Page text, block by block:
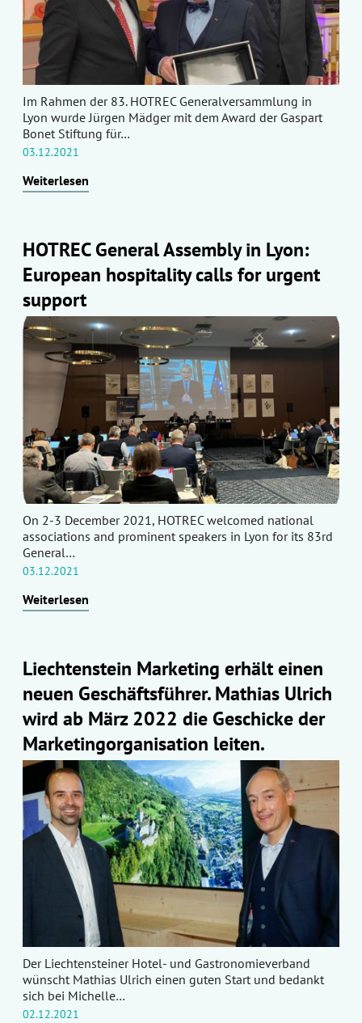
Im Rahmen der 83. HOTREC Generalversammlung in
Lyon wurde Jürgen Mädger mit dem Award der Gaspart
Bonet Stiftung für…
03.12.2021
Weiterlesen
HOTREC General Assembly in Lyon:
European hospitality calls for urgent
support
On 2-3 December 2021, HOTREC welcomed national
associations and prominent speakers in Lyon for its 83rd
General…
03.12.2021
Weiterlesen
Liechtenstein Marketing erhält einen
neuen Geschäftsführer. Mathias Ulrich
wird ab März 2022 die Geschicke der
Marketingorganisation leiten.
Der Liechtensteiner Hotel- und Gastronomieverband
wünscht Mathias Ulrich einen guten Start und bedankt
sich bei Michelle…
02.12.2021